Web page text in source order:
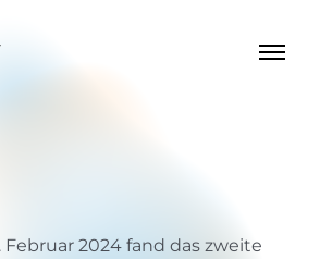
Februar 2024 fand das zweite